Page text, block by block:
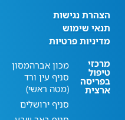
הצהרת נגישות
תנאי שימוש
מדיניות פרטיות
מרכזי
טיפול
בפריסה
ארצית
מכון אברהמסון
סניף עין ורד
(מטה ראשי)
סניף ירושלים